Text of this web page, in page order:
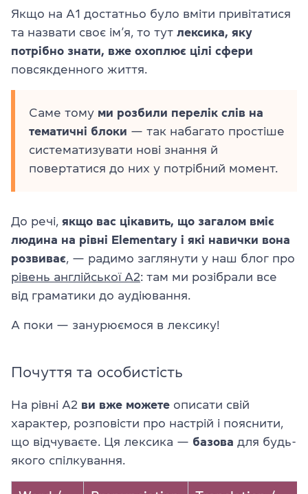
Якщо на A1 достатньо було вміти привітатися
та назвати своє ім’я, то тут лексика, яку
потрібно знати, вже охоплює цілі сфери
повсякденного життя.
Саме тому ми розбили перелік слів на
тематичні блоки — так набагато простіше
систематизувати нові знання й
повертатися до них у потрібний момент.
До речі, якщо вас цікавить, що загалом вміє
людина на рівні Elementary і які навички вона
розвиває , — радимо заглянути у наш блог про
рівень англійської A2: там ми розібрали все
від граматики до аудіювання.
А поки — занурюємося в лексику!
Почуття та особистість
На рівні A2 ви вже можете описати свій
характер, розповісти про настрій і пояснити,
що відчуваєте. Ця лексика — базова для будь-
якого спілкування.